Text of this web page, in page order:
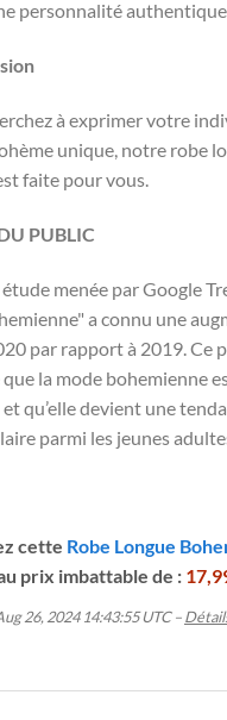
personnalité
à exprimer votre
unique, notre robe
faite pour vous.
PUBLIC
menée par Google
a connu une
par rapport à 2019. Ce
la mode bohemienne
qu’elle devient une
parmi les jeunes
cette Robe Longue
prix imbattable de :
26, 2024 14:43:55 UTC –